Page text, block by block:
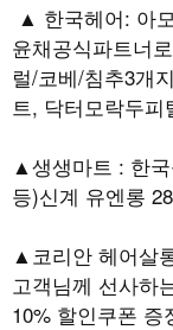
▲ 한국헤어: 아
윤채공식파트너
럴/코베/침추3개
트, 닥터모락두
▲생생마트 : 한
등)신계 유엔롱
▲코리안 헤어살
고객님께 선사하
10% 할인쿠폰